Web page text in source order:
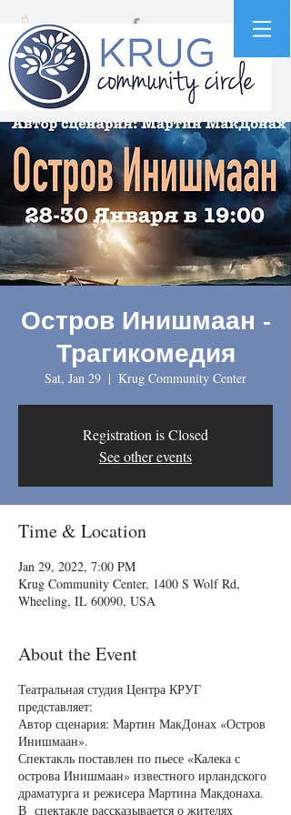
Остров Инишмаан -
Трагикомедия
Sat, Jan 29
  |
Krug Community Center
Registration is Closed
See other events
Time & Location
Jan 29, 2022, 7:00 PM
Krug Community Center, 1400 S Wolf Rd,
Wheeling, IL 60090, USA
About the Event
Театральная студия Центра КРУГ
представляет:
Автор сценария: Мартин МакДонах «Остров
Инишмаан».
Спектакль поставлен по пьесе «Калека с
острова Инишмаан» известного ирландского
драматурга и режисера Мартина Макдонаха.
В спектакле рассказывается о жителях